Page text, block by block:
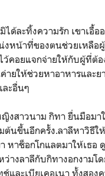
ได้ละทิ้งความรัก เขาเอื้
งหน้าที่ของตนช่วยเหลือ
ว้คอยแจกจ่ายให้กับผู้ที่ต้
ายให้ช่วยหาอาหารและย
ะอื่นๆ
งสาวนาม กิทา ยื่นมือมา
ต้นขึ้นอีกครั้ง.ลาลีหาวิธีใ
หาช็อกโกแลตมาให้เธอ
างลาลีกับกิทางอกงามโ
และเบียเคอเนา ทั้งสอ